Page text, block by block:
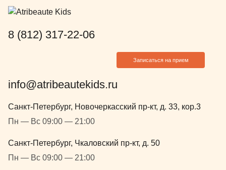
8 (812) 317-22-06
Записаться на прием
info@atribeautekids.ru
Санкт-Петербург, Новочеркасский пр-кт, д. 33, кор.3
Пн — Вс 09:00 — 21:00
Санкт-Петербург, Чкаловский пр-кт, д. 50
Пн — Вс 09:00 — 21:00